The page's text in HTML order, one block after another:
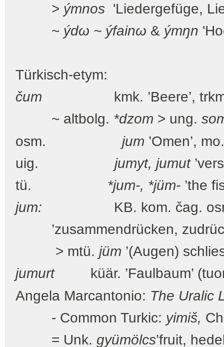
> ýmnos 'Liedergefüge,
~ ýdω ~ ýfainω & ýmŋn
Türkisch-etym:
čum kmk. ’Beere’,
~ altbolg. *dzom > ung.
osm. jum ’Omen’,
uig. jumyt, jumut
tü. *jum-, *jüm- ’the
jum:
KB. kom. čag.
’zusammendrücken,
> mtü. jüm ’(Augen)
jumurtküär. ’Faulbaum’
Angela Marcantonio: The Uralic
- Common Turkic: yimiš,
= Unk. gyümölcs’fruit,